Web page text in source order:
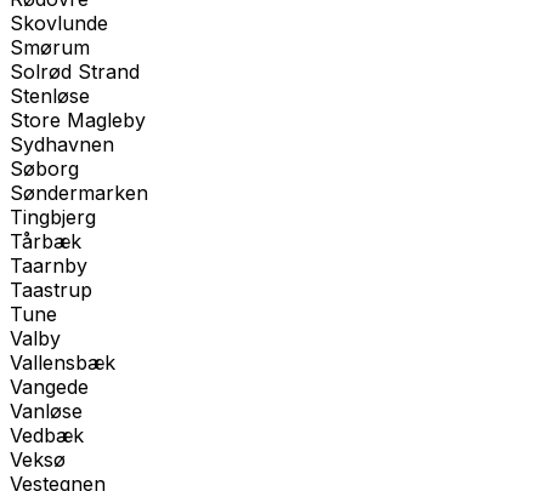
Skovlunde
Smørum
Solrød Strand
Stenløse
Store Magleby
Sydhavnen
Søborg
Søndermarken
Tingbjerg
Tårbæk
Taarnby
Taastrup
Tune
Valby
Vallensbæk
Vangede
Vanløse
Vedbæk
Veksø
Vestegnen